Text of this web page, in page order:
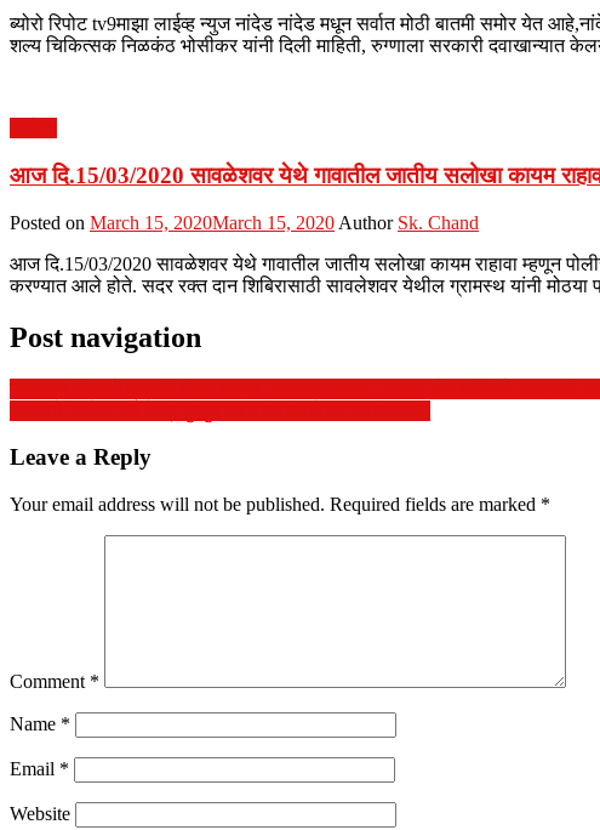
ब्योरो रिपोट tv9माझा लाईव्ह न्युज नांदेड नांदेड मधून सर्वात मोठी बातमी समोर
शल्य चिकित्सक निळकंठ भोसीकर यांनी दिली माहिती, रुग्णाला सरकारी
आज दि.15/03/2020 सावळेशवर येथे गावातील जातीय सलोखा कायम
Posted on March 15, 2020March 15, 2020 Author Sk. Chand
आज दि.15/03/2020 सावळेशवर येथे गावातील जातीय सलोखा कायम राहावा म्हणून
करण्यात आले होते. सदर रक्त दान शिबिरासाठी सावलेशवर येथील ग्रामस्थ यांनी
Post navigation
Leave a Reply
Your email address will not be published. Required fields are marked *
Comment *
Name *
Email *
Website